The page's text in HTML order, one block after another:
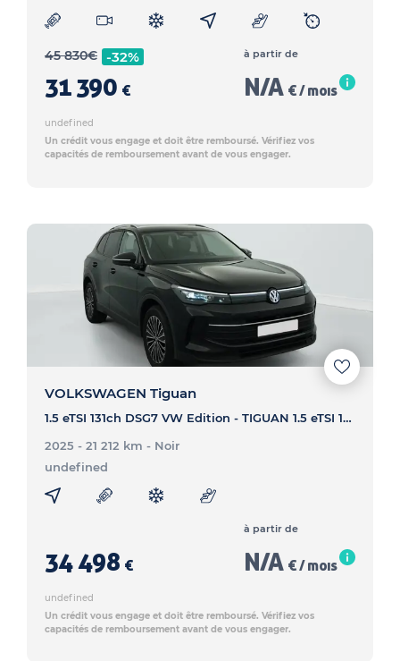
45 830€ -32%
31 390 €
à partir de
N/A € / mois
undefined
Un crédit vous engage et doit être remboursé. Vérifiez vos
capacités de remboursement avant de vous engager.
VOLKSWAGEN Tiguan
1.5 eTSI 131ch DSG7 VW Edition - TIGUAN 1.5 eTSI 131ch DSG7 VW Edition
2025 - 21 212 km - Noir
undefined
34 498 €
à partir de
N/A € / mois
undefined
Un crédit vous engage et doit être remboursé. Vérifiez vos
capacités de remboursement avant de vous engager.